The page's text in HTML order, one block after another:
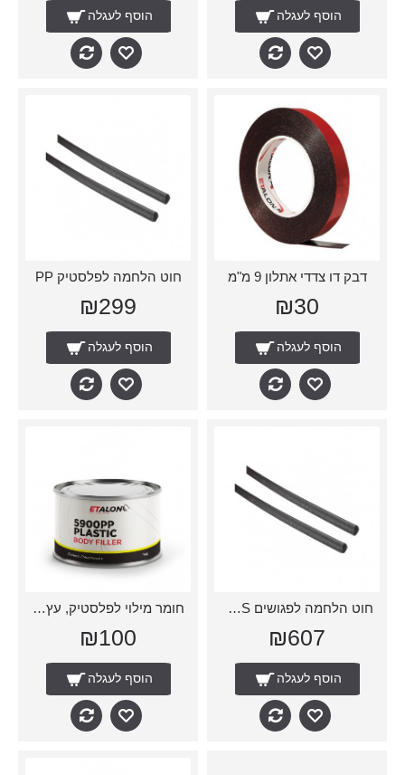
הוסף לעגלה הוסף לעגלה
דבק דו צדדי אתלון 9 מ"מ
₪30
הוסף לעגלה
חוט הלחמה לפלסטיק PP
₪299
הוסף לעגלה
חוט הלחמה לפגושים PC/ABS
₪607
הוסף לעגלה
חומר מילוי לפלסטיק, עץ ומתכת
₪100
הוסף לעגלה